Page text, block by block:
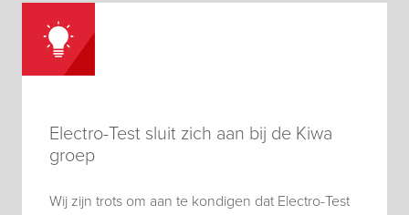
Electro-Test sluit zich aan bij de Kiwa
groep
Wij zijn trots om aan te kondigen dat Electro-Test